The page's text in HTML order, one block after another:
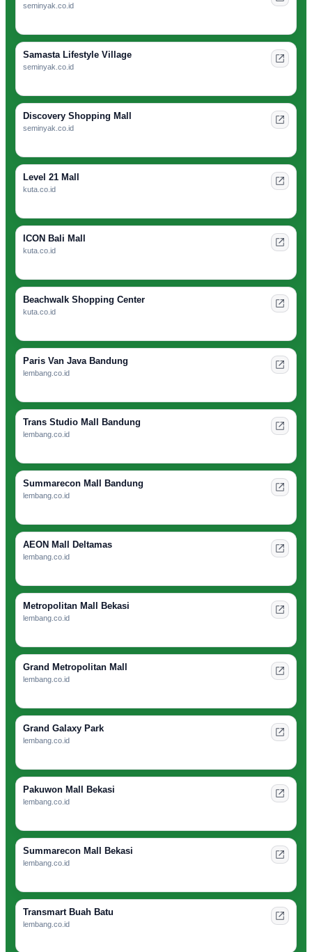
seminyak.co.id
Samasta Lifestyle Village
seminyak.co.id
Discovery Shopping Mall
seminyak.co.id
Level 21 Mall
kuta.co.id
ICON Bali Mall
kuta.co.id
Beachwalk Shopping Center
kuta.co.id
Paris Van Java Bandung
lembang.co.id
Trans Studio Mall Bandung
lembang.co.id
Summarecon Mall Bandung
lembang.co.id
AEON Mall Deltamas
lembang.co.id
Metropolitan Mall Bekasi
lembang.co.id
Grand Metropolitan Mall
lembang.co.id
Grand Galaxy Park
lembang.co.id
Pakuwon Mall Bekasi
lembang.co.id
Summarecon Mall Bekasi
lembang.co.id
Transmart Buah Batu
lembang.co.id